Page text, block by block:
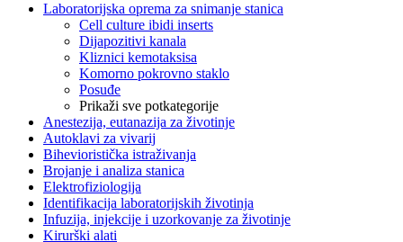
Laboratorijska oprema za snimanje stanica
Cell culture ibidi inserts
Dijapozitivi kanala
Kliznici kemotaksisa
Komorno pokrovno staklo
Posuđe
Prikaži sve potkategorije
Anestezija, eutanazija za životinje
Autoklavi za vivarij
Bihevioristička istraživanja
Brojanje i analiza stanica
Elektrofiziologija
Identifikacija laboratorijskih životinja
Infuzija, injekcije i uzorkovanje za životinje
Kirurški alati